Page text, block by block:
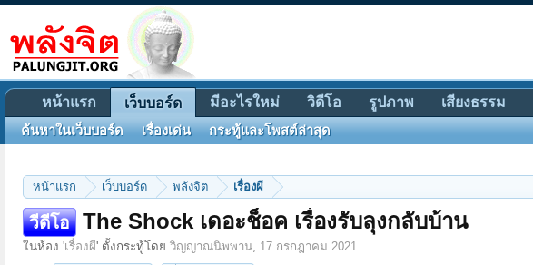
หน้าแรก เว็บบอร์ด พลังจิต เรื่องผี
วีดีโอ The Shock เดอะช็อค เรื่องรับลุงกลับบ้าน
ในห้อง 'เรื่องผี' ตั้งกระทู้โดย วิญญาณนิพพาน, 17 กรกฎาคม 2021.
หน้าแรก เว็บบอร์ด
ค้นหาในเว็บบอร์ด เรื่องเด่น กระทู้และโพสต์ล่าสุด
มีอะไรใหม่ วิดีโอ รูปภาพ เสียงธรรม